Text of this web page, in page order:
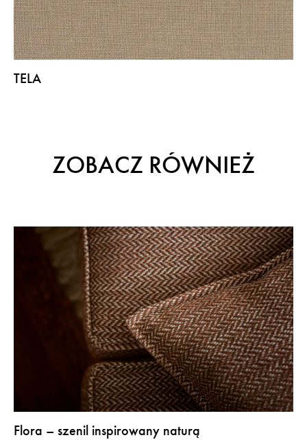
TELA
ZOBACZ RÓWNIEŻ
Flora – szenil inspirowany naturą